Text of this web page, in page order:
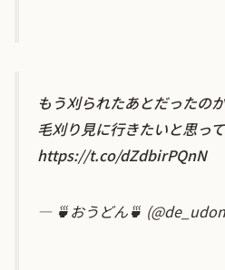
もう刈られたあとだったの
毛刈り見に行きたいと思っ
https://t.co/dZdbirPQnN
— 🍵おうどん🍵